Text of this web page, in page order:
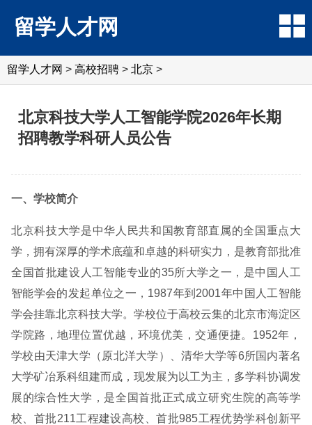
留学人才网
留学人才网 > 高校招聘 > 北京 >
北京科技大学人工智能学院2026年长期
招聘教学科研人员公告
一、学校简介
北京科技大学是中华人民共和国教育部直属的全国重点大
学，拥有深厚的学术底蕴和卓越的科研实力，是教育部批准
全国首批建设人工智能专业的35所大学之一，是中国人工
智能学会的发起单位之一，1987年到2001年中国人工智能
学会挂靠北京科技大学。学校位于高校云集的北京市海淀区
学院路，地理位置优越，环境优美，交通便捷。1952年，
学校由天津大学（原北洋大学）、清华大学等6所国内著名
大学矿冶系科组建而成，现发展为以工为主，多学科协调发
展的综合性大学，是全国首批正式成立研究生院的高等学
校、首批211工程建设高校、首批985工程优势学科创新平